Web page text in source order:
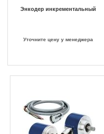
Энкодер инкрементальный
Уточните цену у менеджера